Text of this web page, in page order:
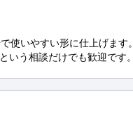
使いやすい形に仕上げます。
いう相談だけでも歓迎です。